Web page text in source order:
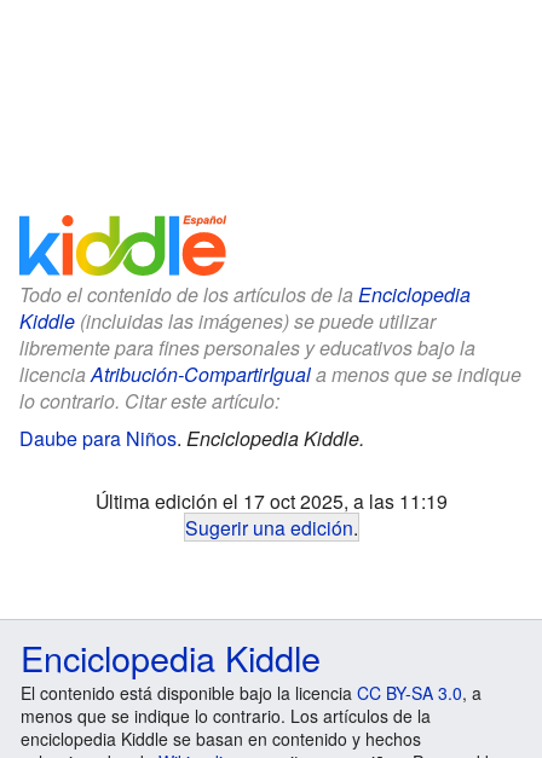
Todo el contenido de los artículos de la Enciclopedia
Kiddle (incluidas las imágenes) se puede utilizar
libremente para fines personales y educativos bajo la
licencia Atribución-CompartirIguala menos que se indique
lo contrario. Citar este artículo:
Daube para Niños. Enciclopedia Kiddle.
Última edición el 17 oct 2025, a las 11:19
Sugerir una edición.
Enciclopedia Kiddle
El contenido está disponible bajo la licencia CC BY-SA 3.0, a
menos que se indique lo contrario. Los artículos de la
enciclopedia Kiddle se basan en contenido y hechos